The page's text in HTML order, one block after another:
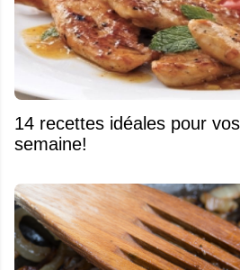
14 recettes idéales pour
semaine!